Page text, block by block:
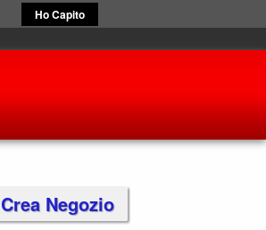
Crea Negozio
Ho Capito